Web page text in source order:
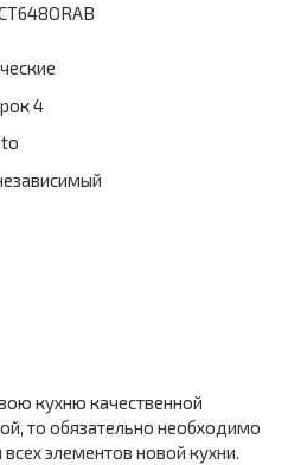
4
кухню качественной
то обязательно необходимо
элементов новой кухни.